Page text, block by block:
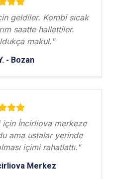
geldiler. Kombi sıcak
saatte hallettiler.
makul."
- Bozan
İncirliova merkeze
ama ustalar yerinde
içimi rahatlattı."
Merkez